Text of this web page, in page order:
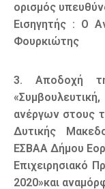
ορισμός
Εισηγητής : Ο
Φουρκιώτης
3. Αποδοχή
ανέργων στους
Δυτικής
ΕΣΒΑΑ Δήμου
Επιχειρησιακό
2020»και